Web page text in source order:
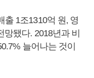
출 1조1310억 원, 영
됐다. 2018년과 비
늘어나는 것이